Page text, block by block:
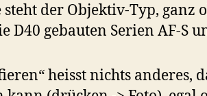
der Objektiv-Typ, ganz
D40 gebauten Serien AF-S
heisst nichts anderes,